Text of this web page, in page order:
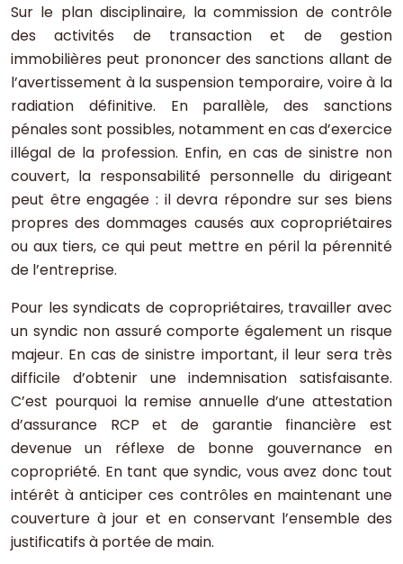
Sur le plan disciplinaire, la commission de contrôle
des activités de transaction et de gestion
immobilières peut prononcer des sanctions allant de
l’avertissement à la suspension temporaire, voire à la
radiation définitive. En parallèle, des sanctions
pénales sont possibles, notamment en cas d’exercice
illégal de la profession. Enfin, en cas de sinistre non
couvert, la responsabilité personnelle du dirigeant
peut être engagée : il devra répondre sur ses biens
propres des dommages causés aux copropriétaires
ou aux tiers, ce qui peut mettre en péril la pérennité
de l’entreprise.
Pour les syndicats de copropriétaires, travailler avec
un syndic non assuré comporte également un risque
majeur. En cas de sinistre important, il leur sera très
difficile d’obtenir une indemnisation satisfaisante.
C’est pourquoi la remise annuelle d’une attestation
d’assurance RCP et de garantie financière est
devenue un réflexe de bonne gouvernance en
copropriété. En tant que syndic, vous avez donc tout
intérêt à anticiper ces contrôles en maintenant une
couverture à jour et en conservant l’ensemble des
justificatifs à portée de main.